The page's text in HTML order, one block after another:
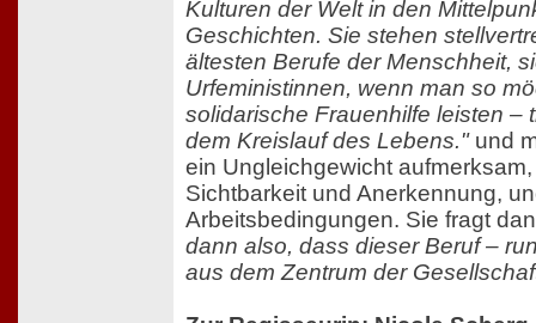
Kulturen der Welt in den
Geschichten. Sie stehen
ältesten Berufe der Menschheit,
Urfeministinnen, wenn man so
solidarische Frauenhilfe leisten –
dem Kreislauf des Lebens."und
ein Ungleichgewicht
Sichtbarkeit und Anerkennung,
Arbeitsbedingungen. Sie fragt
dann also, dass dieser Beruf –
aus dem Zentrum der